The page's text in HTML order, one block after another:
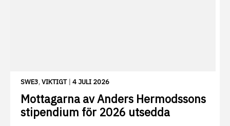
SWE3,VIKTIGT| 4 JULI 2026
Mottagarna av Anders Hermodssons
stipendium för 2026 utsedda